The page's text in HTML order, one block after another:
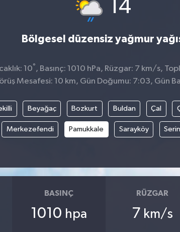
14
Bölgesel düzensiz yağmur
10° , Basınç: 1010 hPa, Rüzgar: 7 km/s,
Mesafesi: 10 km, Gün Doğumu: 7:03, Gün
Beyağaç Bozkurt Buldan Çal
Merkezefendi Pamukkale Sarayköy
BASINÇ
1010 hpa
RÜZGAR
7 km/s